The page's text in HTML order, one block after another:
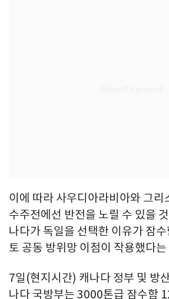
이에 따라 사우디아라비아와 그리
수주전에선 반전을 노릴 수 있을
나다가 독일을 선택한 이유가 잠
토 공동 방위망 이점이 작용했다
7일(현지시간) 캐나다 정부 및 방
나다 국방부는 3000톤급 잠수함